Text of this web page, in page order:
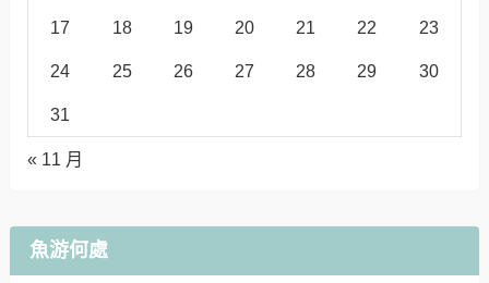
17 18 19 20 21 22 23
24 25 26 27 28 29 30
31
« 11 月
魚游何處